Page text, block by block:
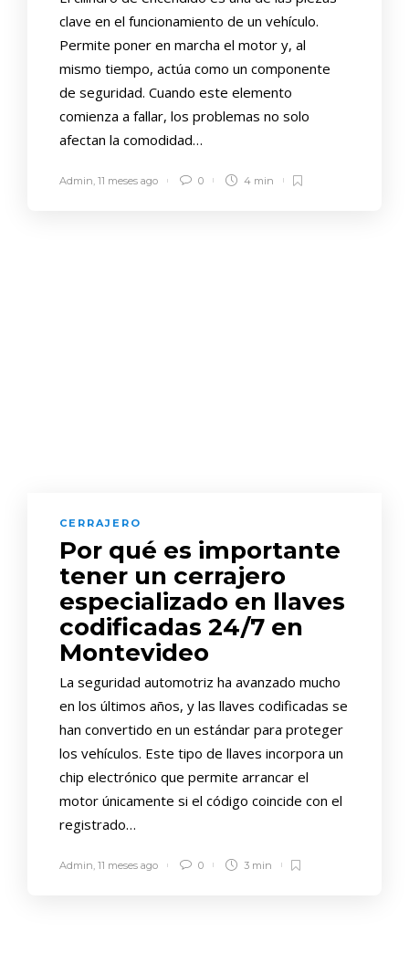
clave en el funcionamiento de un vehículo.
Permite poner en marcha el motor y, al
mismo tiempo, actúa como un componente
de seguridad. Cuando este elemento
comienza a fallar, los problemas no solo
afectan la comodidad…
Admin, 11 meses ago 0 4 min
CERRAJERO
Por qué es importante
tener un cerrajero
especializado en llaves
codificadas 24/7 en
Montevideo
La seguridad automotriz ha avanzado mucho
en los últimos años, y las llaves codificadas se
han convertido en un estándar para proteger
los vehículos. Este tipo de llaves incorpora un
chip electrónico que permite arrancar el
motor únicamente si el código coincide con el
registrado…
Admin, 11 meses ago 0 3 min